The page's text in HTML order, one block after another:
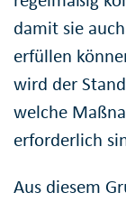
damit sie
erfüllen
wird der
welche
erforderlich
Aus diesem